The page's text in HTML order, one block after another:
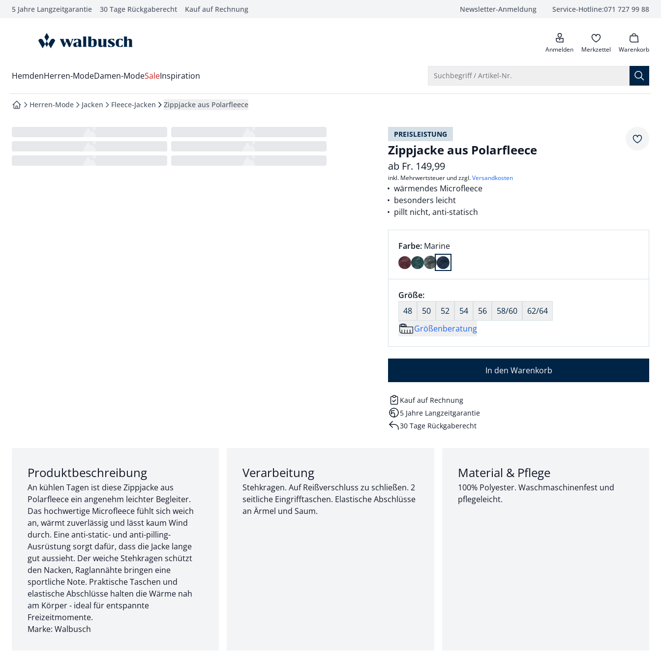
springen
springen
springen
5 Jahre Langzeitgarantie 30 Tage Rückgaberecht Kauf auf Rechnung Newsletter-Anmeldung Service-Hotline:071 727 99 88
anrufen
zur Startseite Anmelden Merkzettel Warenkorb
Wechsel in das Menü mit Pfeil-Runter Taste
HemdenHerren-ModeDamen-ModeSaleInspiration Suchbegriff / Artikel-Nr.
zur Startseite
Herren-Mode Jacken Fleece-Jacken Zippjacke aus Polarfleece
PREISLEISTUNG
Zippjacke aus Polarfleece
ab Fr. 149,99
inkl. Mehrwertsteuer und zzgl.Versandkosten
wärmendes Microfleece
besonders leicht
pillt nicht, anti-statisch
Farbauswahl:
Farbe: aktuell ausgewählt:
Marine
Farbe Marine ausgewählt
Größenauswahl:
Größe:nichts ausgewählt
48
50 52 54 56 58/60
62/64
Größenberatung
In den Warenkorb
Kauf auf Rechnung
5 Jahre Langzeitgarantie
30 Tage Rückgaberecht
Abschnitt 1 von 3:
Produktbeschreibung
An kühlen Tagen ist diese Zippjacke aus
Polarfleece ein angenehm leichter Begleiter.
Das hochwertige Microfleece fühlt sich weich
an, wärmt zuverlässig und lässt kaum Wind
durch. Eine anti-static- und anti-pilling-
Ausrüstung sorgt dafür, dass die Jacke lange
gut aussieht. Der weiche Stehkragen schützt
den Nacken, Raglannähte bringen eine
sportliche Note. Praktische Taschen und
elastische Abschlüsse halten die Wärme nah
am Körper - ideal für entspannte
Freizeitmomente.
Marke: Walbusch
Abschnitt 2 von 3:
Verarbeitung
Stehkragen. Auf Reißverschluss zu schließen. 2
seitliche Eingrifftaschen. Elastische Abschlüsse
an Ärmel und Saum.
Abschnitt 3 von 3:
Material & Pflege
100% Polyester. Waschmaschinenfest und
pflegeleicht.